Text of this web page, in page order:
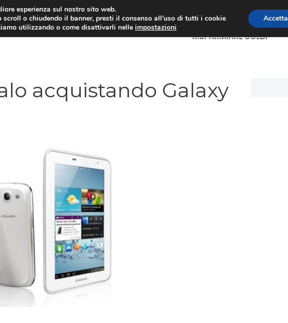
RISPARMIARE SOLDI
acquistando Galaxy
esperienza sul nostro sito web.
o chiudendo il banner, presti il consenso all’uso di tutti i cookie
utilizzando o come disattivarli nelleimpostazioni
Accetta